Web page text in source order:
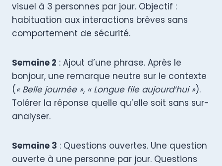
visuel à 3 personnes par jour. Objectif :
habituation aux interactions brèves sans
comportement de sécurité.
Semaine 2 : Ajout d’une phrase. Après le
bonjour, une remarque neutre sur le contexte
(« Belle journée », « Longue file aujourd’hui »).
Tolérer la réponse quelle qu’elle soit sans sur-
analyser.
Semaine 3 : Questions ouvertes. Une question
ouverte à une personne par jour. Questions